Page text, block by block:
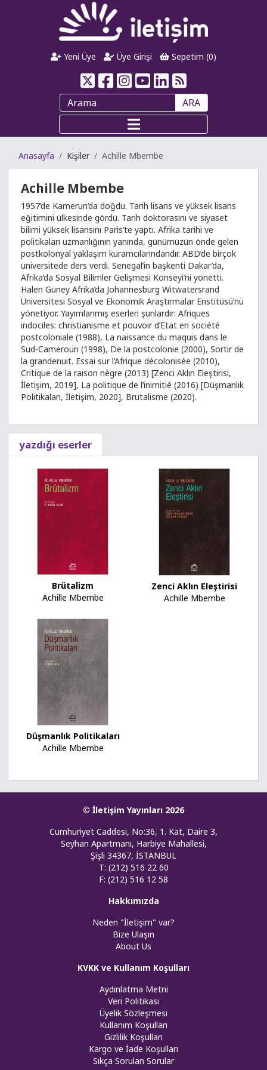
Yeni Üye Üye Girişi Sepetim (0)
ARA
Anasayfa Kişiler Achille Mbembe
Achille Mbembe
1957’de Kamerun’da doğdu. Tarih lisans ve yüksek lisans
eğitimini ülkesinde gördü. Tarih doktorasını ve siyaset
bilimi yüksek lisansını Paris’te yaptı. Afrika tarihi ve
politikaları uzmanlığının yanında, günümüzün önde gelen
postkolonyal yaklaşım kuramcılarındandır. ABD’de birçok
üniversitede ders verdi. Senegal’in başkenti Dakar’da,
Afrika’da Sosyal Bilimler Gelişmesi Konseyi’ni yönetti.
Halen Güney Afrika’da Johannesburg Witwatersrand
Üniversitesi Sosyal ve Ekonomik Araştırmalar Enstitüsü’nü
yönetiyor. Yayımlanmış eserleri şunlardır: Afriques
indociles: christianisme et pouvoir d’Etat en société
postcoloniale (1988), La naissance du maquis dans le
Sud-Cameroun (1998), De la postcolonie (2000), Sortir de
la grandenuit. Essai sur l’Afrique décolonisée (2010),
Critique de la raison nègre (2013) [Zenci Aklın Eleştirisi,
İletişim, 2019], La politique de l’inimitié (2016) [Düşmanlık
Politikaları, İletişim, 2020], Brutalisme (2020).
yazdığı eserler
Brütalizm
Achille Mbembe
Zenci Aklın Eleştirisi
Achille Mbembe
Düşmanlık Politikaları
Achille Mbembe
© İletişim Yayınları 2026
Cumhuriyet Caddesi, No:36, 1. Kat, Daire 3,
Seyhan Apartmanı, Harbiye Mahallesi,
Şişli 34367, İSTANBUL
T: (212) 516 22 60
F: (212) 516 12 58
Hakkımızda
Neden "İletişim" var?
Bize Ulaşın
About Us
KVKK ve Kullanım Koşulları
Aydınlatma Metni
Veri Politikası
Üyelik Sözleşmesi
Kullanım Koşulları
Gizlilik Koşulları
Kargo ve İade Koşulları
Sıkça Sorulan Sorular